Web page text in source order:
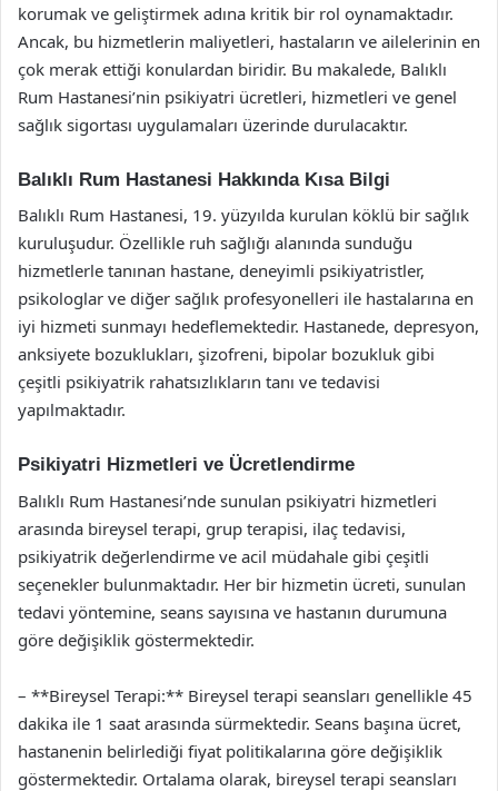
korumak ve geliştirmek adına kritik bir rol oynamaktadır.
Ancak, bu hizmetlerin maliyetleri, hastaların ve ailelerinin en
çok merak ettiği konulardan biridir. Bu makalede, Balıklı
Rum Hastanesi’nin psikiyatri ücretleri, hizmetleri ve genel
sağlık sigortası uygulamaları üzerinde durulacaktır.
Balıklı Rum Hastanesi Hakkında Kısa Bilgi
Balıklı Rum Hastanesi, 19. yüzyılda kurulan köklü bir sağlık
kuruluşudur. Özellikle ruh sağlığı alanında sunduğu
hizmetlerle tanınan hastane, deneyimli psikiyatristler,
psikologlar ve diğer sağlık profesyonelleri ile hastalarına en
iyi hizmeti sunmayı hedeflemektedir. Hastanede, depresyon,
anksiyete bozuklukları, şizofreni, bipolar bozukluk gibi
çeşitli psikiyatrik rahatsızlıkların tanı ve tedavisi
yapılmaktadır.
Psikiyatri Hizmetleri ve Ücretlendirme
Balıklı Rum Hastanesi’nde sunulan psikiyatri hizmetleri
arasında bireysel terapi, grup terapisi, ilaç tedavisi,
psikiyatrik değerlendirme ve acil müdahale gibi çeşitli
seçenekler bulunmaktadır. Her bir hizmetin ücreti, sunulan
tedavi yöntemine, seans sayısına ve hastanın durumuna
göre değişiklik göstermektedir.
– **Bireysel Terapi:** Bireysel terapi seansları genellikle 45
dakika ile 1 saat arasında sürmektedir. Seans başına ücret,
hastanenin belirlediği fiyat politikalarına göre değişiklik
göstermektedir. Ortalama olarak, bireysel terapi seansları